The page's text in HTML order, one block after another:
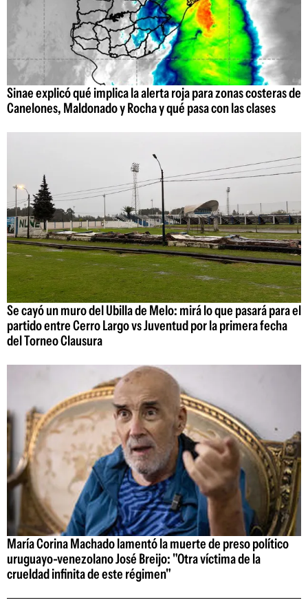
Sinae explicó qué implica la alerta roja para zonas costeras de
Canelones, Maldonado y Rocha y qué pasa con las clases
Se cayó un muro del Ubilla de Melo: mirá lo que pasará para el
partido entre Cerro Largo vs Juventud por la primera fecha
del Torneo Clausura
María Corina Machado lamentó la muerte de preso político
uruguayo-venezolano José Breijo: "Otra víctima de la
crueldad infinita de este régimen"